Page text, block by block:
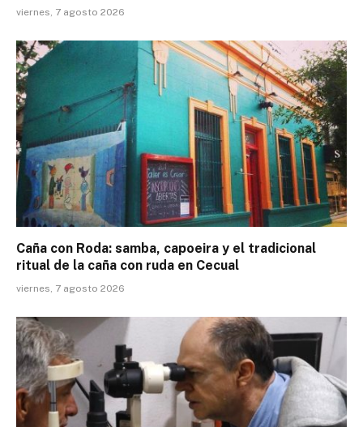
viernes, 7 agosto 2026
Caña con Roda: samba, capoeira y el tradicional
ritual de la caña con ruda en Cecual
viernes, 7 agosto 2026